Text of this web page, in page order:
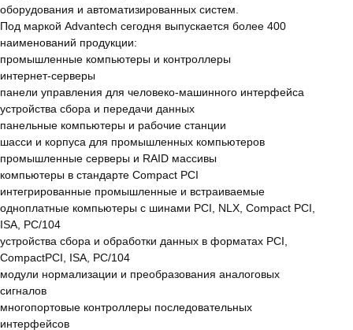
оборудования и автоматизированных систем.
Под маркой Advantech сегодня выпускается более 400
наименований продукции:
промышленные компьютеры и контроллеры
интернет-серверы
панели управления для человеко-машинного интерфейса
устройства сбора и передачи данных
панельные компьютеры и рабочие станции
шасси и корпуса для промышленных компьютеров
промышленные серверы и RAID массивы
компьютеры в стандарте Compact PCI
интегрированные промышленные и встраиваемые
одноплатные компьютеры с шинами PCI, NLX, Compact PCI,
ISA, PC/104
устройства сбора и обработки данных в форматах PCI,
CompactPCI, ISA, PC/104
модули нормализации и преобразования аналоговых
сигналов
многопортовые контроллеры последовательных
интерфейсов